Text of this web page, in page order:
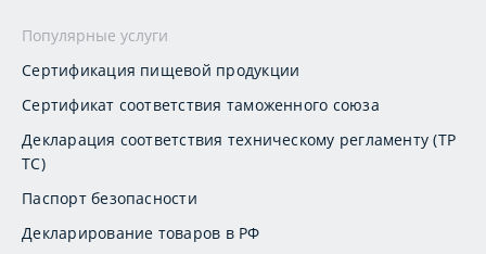
Популярные услуги
Сертификация пищевой продукции
Сертификат соответствия таможенного союза
Декларация соответствия техническому регламенту (ТР
ТС)
Паспорт безопасности
Декларирование товаров в РФ